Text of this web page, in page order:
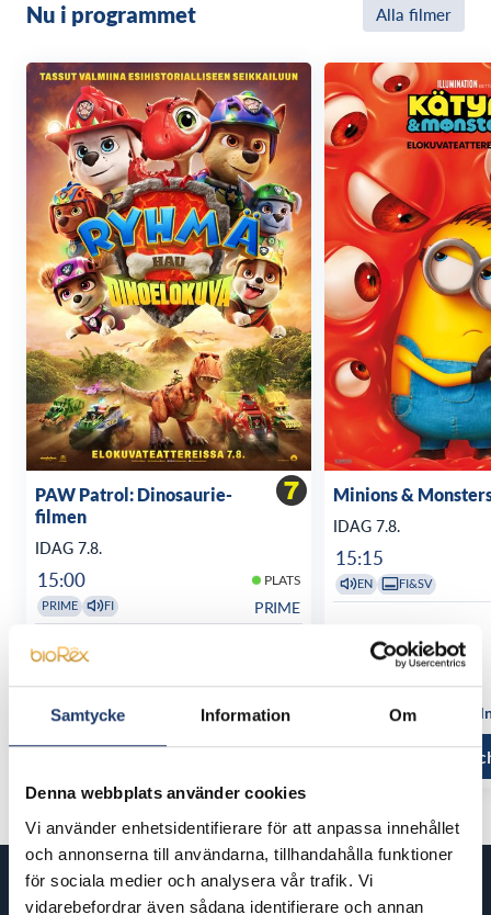
Samtycke Information Om
Denna webbplats använder cookies
Vi använder enhetsidentifierare för att anpassa innehållet
och annonserna till användarna, tillhandahålla funktioner
för sociala medier och analysera vår trafik. Vi
vidarebefordrar även sådana identifierare och annan
Nu i programmet Alla filmer
PAW Patrol: Dinosaurie-
filmen
IDAG 7.8.
15:00 PLATS
PRIME FI PRIME
17:15
Se alla föreställningstider
Minions &
IDAG 7.8.
15:15
EN FI&SV
Se alla
Läs mer
Kommande filmer